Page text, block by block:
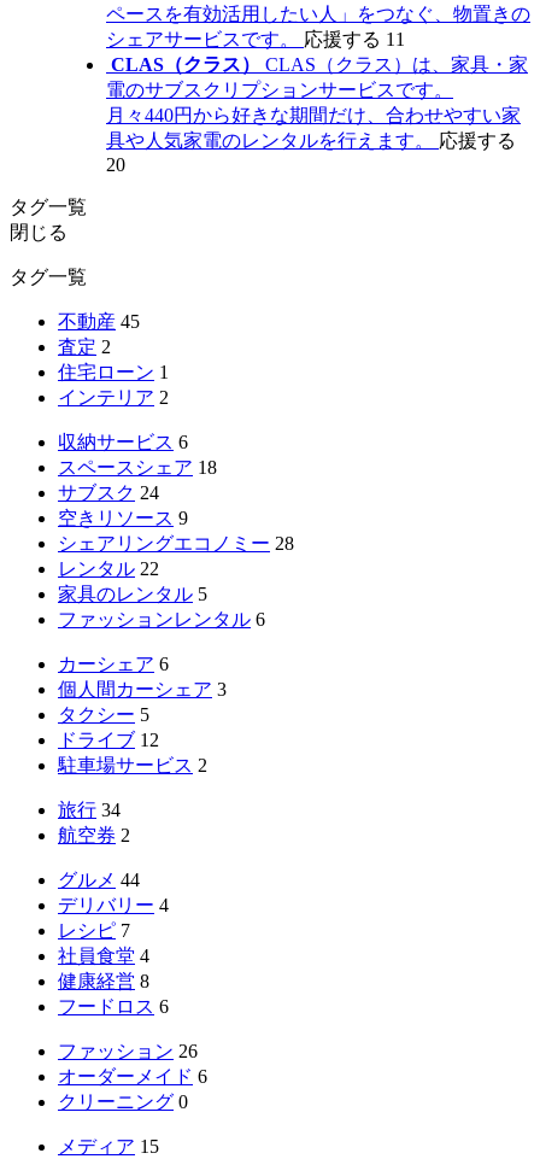
ペースを有効活用したい人」をつなぐ、物置きの
シェアサービスです。
応援する 11
CLAS（クラス）
CLAS（クラス）は、家具・家
電のサブスクリプションサービスです。
月々440円から好きな期間だけ、合わせやすい家
具や人気家電のレンタルを行えます。
応援する
20
タグ一覧
閉じる
タグ一覧
不動産 45
査定 2
住宅ローン 1
インテリア 2
収納サービス 6
スペースシェア 18
サブスク 24
空きリソース 9
シェアリングエコノミー 28
レンタル 22
家具のレンタル 5
ファッションレンタル 6
カーシェア 6
個人間カーシェア 3
タクシー 5
ドライブ 12
駐車場サービス 2
旅行 34
航空券 2
グルメ 44
デリバリー 4
レシピ 7
社員食堂 4
健康経営 8
フードロス 6
ファッション 26
オーダーメイド 6
クリーニング 0
メディア 15